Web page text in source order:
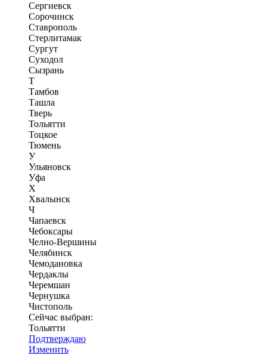
Сергиевск
Сорочинск
Ставрополь
Стерлитамак
Сургут
Суходол
Сызрань
Т
Тамбов
Ташла
Тверь
Тольятти
Тоцкое
Тюмень
У
Ульяновск
Уфа
Х
Хвалынск
Ч
Чапаевск
Чебоксары
Челно-Вершины
Челябинск
Чемодановка
Чердаклы
Черемшан
Чернушка
Чистополь
Сейчас выбран:
Тольятти
Подтверждаю
Изменить